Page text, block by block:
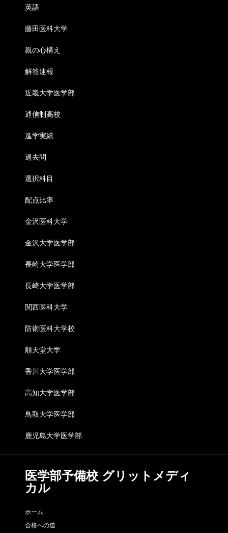
英語
藤田医科大学
親の心構え
解答速報
近畿大学医学部
通信制高校
進学実績
過去問
選択科目
配点比率
金沢医科大学
金沢大学医学部
長崎大学医学部
長崎大学医学部
関西医科大学
防衛医科大学校
順天堂大学
香川大学医学部
高知大学医学部
鳥取大学医学部
鹿児島大学医学部
医学部予備校 グリットメディ
カル
ホーム
合格への道